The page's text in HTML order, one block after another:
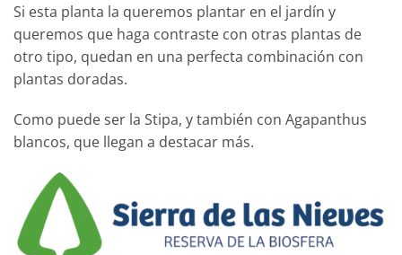
Si esta planta la queremos plantar en el jardín y
queremos que haga contraste con otras plantas de
otro tipo, quedan en una perfecta combinación con
plantas doradas.
Como puede ser la Stipa, y también con Agapanthus
blancos, que llegan a destacar más.